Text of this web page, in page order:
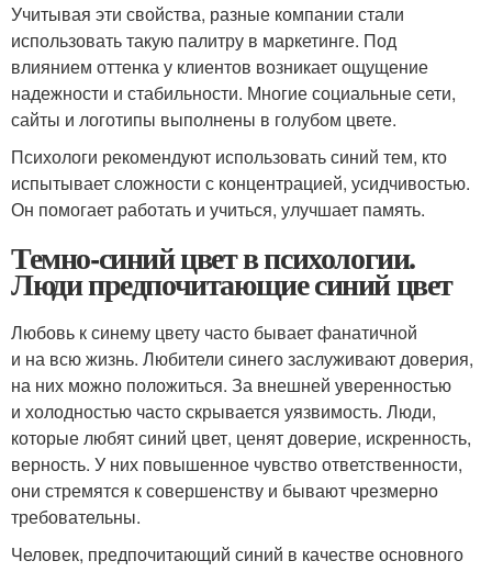
Учитывая эти свойства, разные компании стали
использовать такую палитру в маркетинге. Под
влиянием оттенка у клиентов возникает ощущение
надежности и стабильности. Многие социальные сети,
сайты и логотипы выполнены в голубом цвете.
Психологи рекомендуют использовать синий тем, кто
испытывает сложности с концентрацией, усидчивостью.
Он помогает работать и учиться, улучшает память.
Темно-синий цвет в психологии.
Люди предпочитающие синий цвет
Любовь к синему цвету часто бывает фанатичной
и на всю жизнь. Любители синего заслуживают доверия,
на них можно положиться. За внешней уверенностью
и холодностью часто скрывается уязвимость. Люди,
которые любят синий цвет, ценят доверие, искренность,
верность. У них повышенное чувство ответственности,
они стремятся к совершенству и бывают чрезмерно
требовательны.
Человек, предпочитающий синий в качестве основного